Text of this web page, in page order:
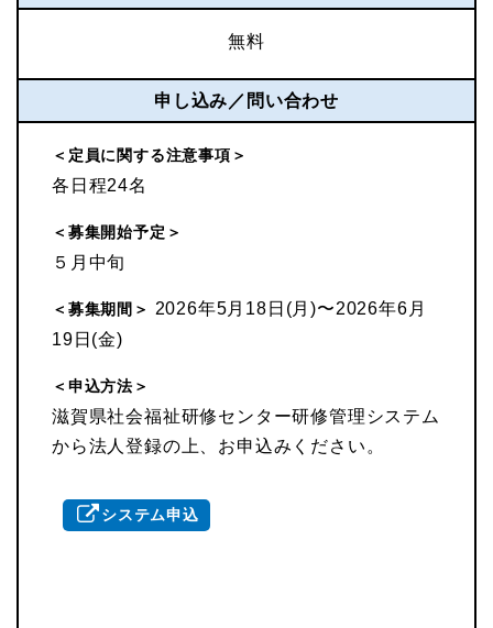
無料
申し込み／問い合わせ
＜定員に関する注意事項＞
各日程24名
＜募集開始予定＞
５月中旬
＜募集期間＞
2026年5月18日(月)〜2026年6月
19日(金)
＜申込方法＞
滋賀県社会福祉研修センター研修管理システム
から法人登録の上、お申込みください。
システム申込